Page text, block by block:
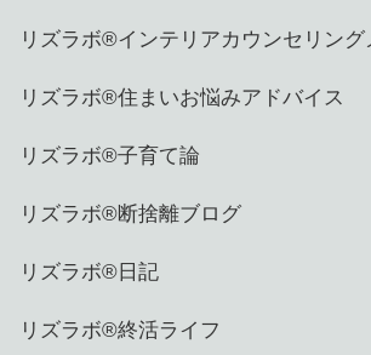
リズラボ®️インテリアカウンセリング
リズラボ®️住まいお悩みアドバイス
リズラボ®️子育て論
リズラボ®️断捨離ブログ
リズラボ®️日記
リズラボ®️終活ライフ